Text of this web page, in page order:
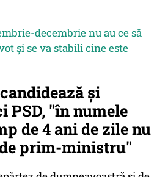
decembrie nu au ce să
și se va stabili cine este
și
PSD, "în numele
de 4 ani de zile nu
prim-ministru"